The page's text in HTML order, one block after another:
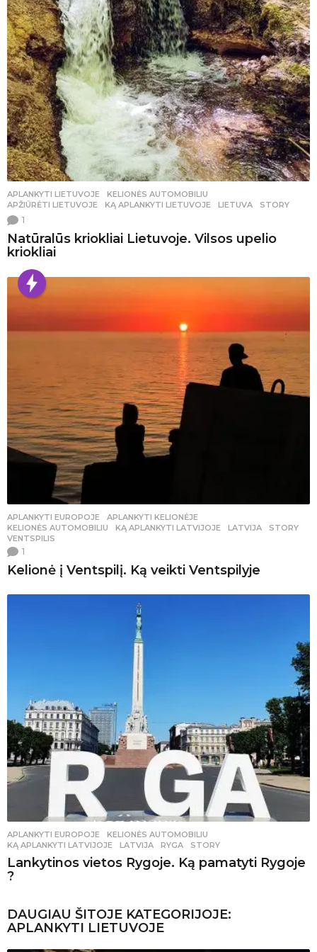
APLANKYTI LIETUVOJE ,KELIONĖS AUTOMOBILIU
APŽIŪRĖTI LIETUVOJE
,KĄ APLANKYTI LIETUVOJE ,LIETUVA ,STORY
1
Natūralūs kriokliai Lietuvoje. Vilsos upelio
kriokliai
APLANKYTI EUROPOJE ,APLANKYTI KELIONĖJE
KELIONĖS AUTOMOBILIU
KĄ APLANKYTI LATVIJOJE ,LATVIJA ,STORY
VENTSPILIS
1
Kelionė į Ventspilį. Ką veikti Ventspilyje
APLANKYTI EUROPOJE ,KELIONĖS AUTOMOBILIU
KĄ APLANKYTI LATVIJOJE
,LATVIJA ,RYGA ,STORY
Lankytinos vietos Rygoje. Ką pamatyti Rygoje
?
DAUGIAU ŠITOJE KATEGORIJOJE:
APLANKYTI LIETUVOJE